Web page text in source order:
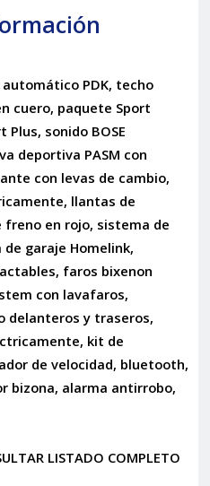
PDK, techo
cuero, paquete Sport
Plus, sonido BOSE
deportiva PASM con
con levas de cambio,
llantas de
freno en rojo, sistema de
de garaje Homelink,
faros bixenon
con lavafaros,
delanteros y traseros,
kit de
de velocidad, bluetooth,
bizona, alarma antirrobo,
LISTADO COMPLETO